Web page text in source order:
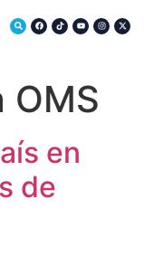
OMS
en
de